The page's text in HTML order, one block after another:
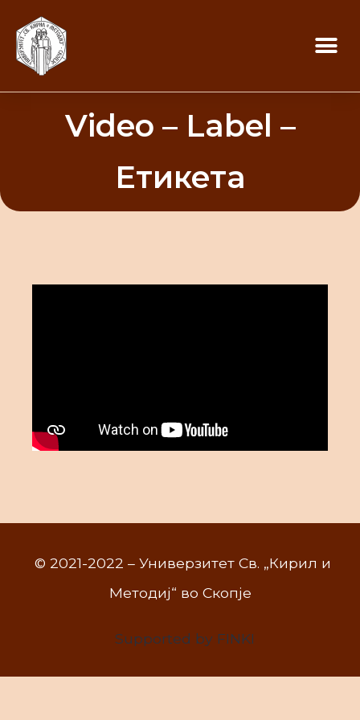
Video – Label –
Етикета
© 2021-2022 – Универзитет Св. „Кирил и
Методиј“ во Скопје
Supported by FINKI